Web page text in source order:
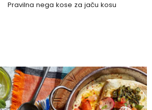
Pravilna nega kose za jaču kosu